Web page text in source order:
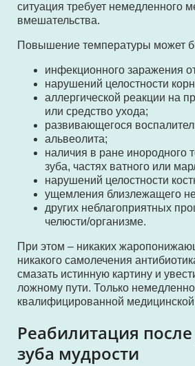
ситуация требует немедленного
вмешательства.
Повышение температуры может
инфекционного заражения
нарушений целостности
аллергической реакции на
или средство ухода;
развивающегося
альвеолита;
наличия в ране инородного
зуба, частях ватного или
нарушений целостности
ущемления близлежащего
других неблагоприятных
челюсти/организме.
При этом – никаких
никакого самолечения
смазать истинную картину и
ложному пути. Только
квалифицированной
Реабилитация
зуба мудрости